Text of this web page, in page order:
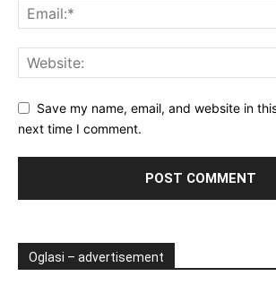
Save my name, email, and website in
next time I comment.
Oglasi – advertisement